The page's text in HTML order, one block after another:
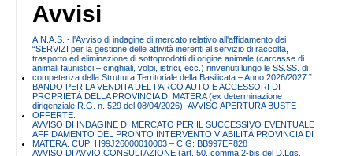
Avvisi
A.N.A.S. - l'Avviso di indagine di mercato relativo all'affidamento dei
“SERVIZI per la gestione delle attività inerenti al servizio di raccolta,
trasporto ed eliminazione di sottoprodotti di origine animale (carcasse di
animali faunistici – cinghiali, volpi, istrici, ecc.) rinvenuti lungo le SS.SS. di
competenza della Struttura Territoriale della Basilicata – Anno 2026/2027.”
BANDO PER LA VENDITA DEL PARCO AUTO E ACCESSORI DI
PROPRIETÀ DELLA PROVINCIA DI MATERA (ex determinazione
dirigenziale R.G. n. 529 del 08/04/2026)- AVVISO APERTURA BUSTE
OFFERTE.
AVVISO DI INDAGINE DI MERCATO PER IL SUCCESSIVO EVENTUALE
AFFIDAMENTO DEL PRONTO INTERVENTO VIABILITÀ PROVINCIA DI
MATERA. CUP: H99J26000010003 – CIG: BB997EF828
AVVISO DI AVVIO CONSULTAZIONE (art. 50, comma 2-bis del D.Lgs.